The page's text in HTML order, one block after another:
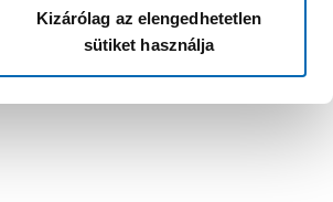
Kizárólag az elengedhetetlen
sütiket használja